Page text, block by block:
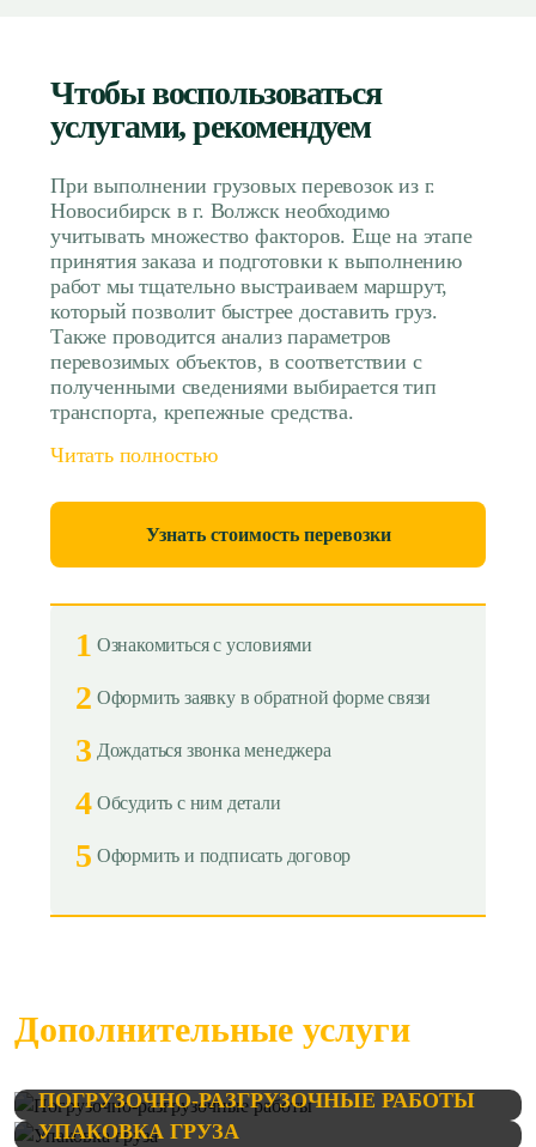
Чтобы воспользоваться
услугами, рекомендуем
При выполнении грузовых перевозок из г.
Новосибирск в г. Волжск необходимо
учитывать множество факторов. Еще на этапе
принятия заказа и подготовки к выполнению
работ мы тщательно выстраиваем маршрут,
который позволит быстрее доставить груз.
Также проводится анализ параметров
перевозимых объектов, в соответствии с
полученными сведениями выбирается тип
транспорта, крепежные средства.
Читать полностью
Узнать стоимость перевозки
1 Ознакомиться с условиями
2 Оформить заявку в обратной форме связи
3 Дождаться звонка менеджера
4 Обсудить с ним детали
5 Оформить и подписать договор
Дополнительные услуги
ПОГРУЗОЧНО-РАЗГРУЗОЧНЫЕ РАБОТЫ
УПАКОВКА ГРУЗА